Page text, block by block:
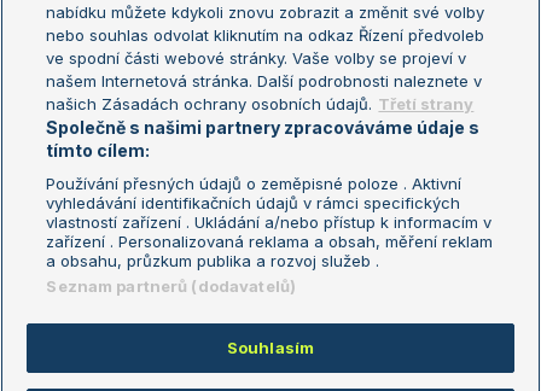
Aktualní trendy
Fotbalové přestupy
Livesport Daily
LS Prague Open
Podmínky užití
Nastavení soukromí
GDPR a žurnalistika
Reklama
Kontakt
Informace o zpracování osobních
údajů
Copyright © 2008-2026 TenisPortal.cz. Využíváme zpravodajství ČTK.
nabídku můžete kdykoli znovu zobrazit a změnit své volby
nebo souhlas odvolat kliknutím na odkaz Řízení předvoleb
ve spodní části webové stránky. Vaše volby se projeví v
našem Internetová stránka. Další podrobnosti naleznete v
našich Zásadách ochrany osobních údajů. Třetí strany
Společně s našimi partnery zpracováváme údaje s
tímto cílem:
Používání přesných údajů o zeměpisné poloze . Aktivní
vyhledávání identifikačních údajů v rámci specifických
vlastností zařízení . Ukládání a/nebo přístup k informacím v
zařízení . Personalizovaná reklama a obsah, měření reklam
a obsahu, průzkum publika a rozvoj služeb .
Seznam partnerů (dodavatelů)
Souhlasím